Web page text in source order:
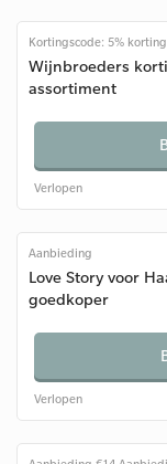
Kortingscode: 5% korting
Wijnbroeders
assortiment
Verlopen
Aanbieding
Love Story voor
goedkoper
Verlopen